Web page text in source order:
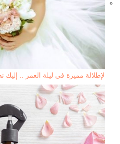
لإطلالة مميزة فى ليلة العمر ..